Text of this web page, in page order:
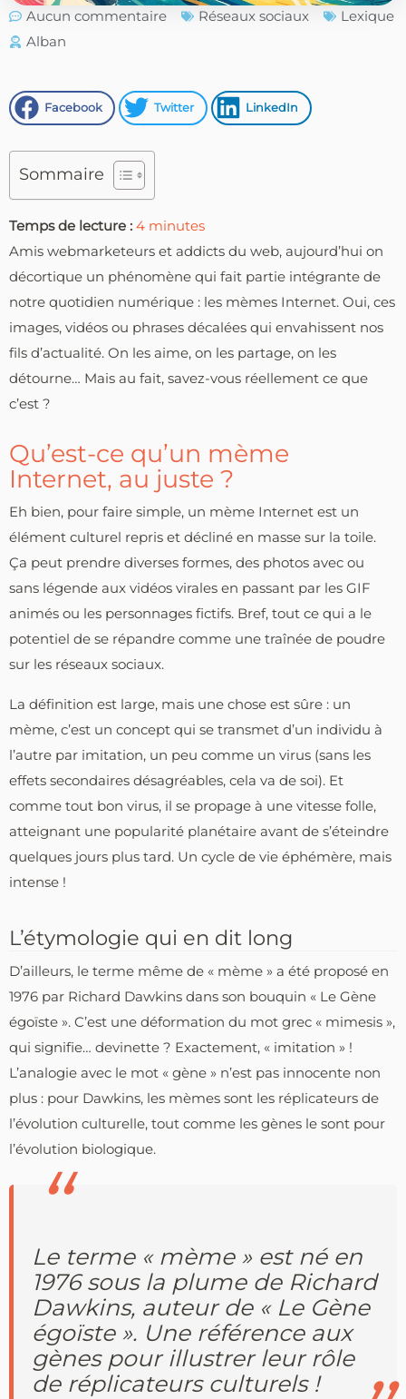
Aucun commentaire
Réseaux sociaux
Lexique
Alban
Facebook Twitter LinkedIn
Sommaire
Temps de lecture : 4 minutes
Amis webmarketeurs et addicts du web, aujourd’hui on
décortique un phénomène qui fait partie intégrante de
notre quotidien numérique : les mèmes Internet. Oui, ces
images, vidéos ou phrases décalées qui envahissent nos
fils d’actualité. On les aime, on les partage, on les
détourne… Mais au fait, savez-vous réellement ce que
c’est ?
Qu’est-ce qu’un mème
Internet, au juste ?
Eh bien, pour faire simple, un mème Internet est un
élément culturel repris et décliné en masse sur la toile.
Ça peut prendre diverses formes, des photos avec ou
sans légende aux vidéos virales en passant par les GIF
animés ou les personnages fictifs. Bref, tout ce qui a le
potentiel de se répandre comme une traînée de poudre
sur les réseaux sociaux.
La définition est large, mais une chose est sûre : un
mème, c’est un concept qui se transmet d’un individu à
l’autre par imitation, un peu comme un virus (sans les
effets secondaires désagréables, cela va de soi). Et
comme tout bon virus, il se propage à une vitesse folle,
atteignant une popularité planétaire avant de s’éteindre
quelques jours plus tard. Un cycle de vie éphémère, mais
intense !
L’étymologie qui en dit long
D’ailleurs, le terme même de « mème » a été proposé en
1976 par Richard Dawkins dans son bouquin « Le Gène
égoïste ». C’est une déformation du mot grec « mimesis »,
qui signifie… devinette ? Exactement, « imitation » !
L’analogie avec le mot « gène » n’est pas innocente non
plus : pour Dawkins, les mèmes sont les réplicateurs de
l’évolution culturelle, tout comme les gènes le sont pour
l’évolution biologique.
Le terme « mème » est né en
1976 sous la plume de Richard
Dawkins, auteur de « Le Gène
égoïste ». Une référence aux
gènes pour illustrer leur rôle
de réplicateurs culturels !